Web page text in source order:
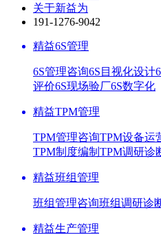
关于新益为
191-1276-9042
精益6S管理
6S管理咨询6S目视化设计
评价6S现场验厂6S数字化
精益TPM管理
TPM管理咨询TPM设备运
TPM制度编制 TPM调研诊
精益班组管理
班组管理咨询班组调研诊
精益生产管理